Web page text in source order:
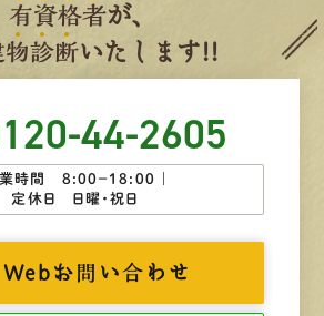
有資格者が、
物診断いたします!!
44-2605
時間 8:00−18:00 ｜
定休日 日曜・祝日
Web お問い合わせ